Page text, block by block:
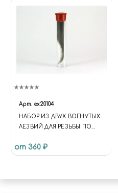
Арт. ex20104
НАБОР ИЗ ДВУХ ВОГНУТЫХ
ЛЕЗВИЙ ДЛЯ РЕЗЬБЫ ПО
от 360 ₽